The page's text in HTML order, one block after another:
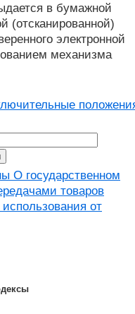
в бумажной
(отсканированной)
электронной
механизма
О государственном
товаров
от